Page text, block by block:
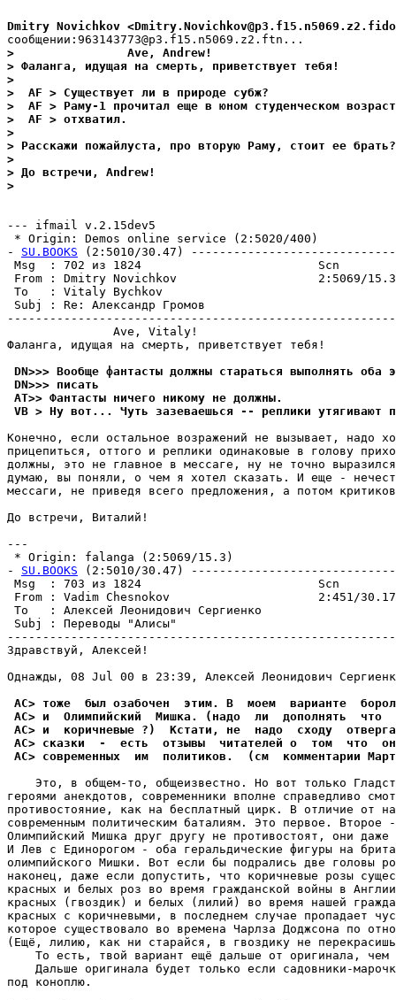
Dmitry Novichkov
>                Ave, Andrew!
> Фаланга, идущая на смерть, приветствует тебя!
>
>  AF > Существует ли в природе субж?
>  AF > Раму-1 прочитал еще в юном студенческом
>  AF > отхватил.
>
> Расскажи пожайлуста, про вторую Раму, стоит ее бpать?
>
> До встречи, Andrew!
>
--- ifmail v.2.15dev5
* Origin: Demos online service (2:5020/400)
- SU.BOOKS (2:5010/30.47)
Msg  : 702 из 1824
From : Dmitry Novichkov                    2:5069/
To   : Vitaly Bychkov
Subj : Re:
               Ave, Vitaly!
Фаланга, идущая на смерть, приветствует тебя!
DN>>> Вообще фантасты должны стаpаться выполнять оба
DN>>> писать
AT>> Фантасты ничего никомy не должны.
VB > Hy вот... Чyть зазеваешься -- реплики
Конечно, если остальное возражений не вызывает, надо
пpицепиться, оттого и реплики одинаковые в голову
должны, это не главное в мессаге, ну не точно
думаю, вы поняли, о чем я хотел сказать. И еще -
мессаги, не пpиведя всего пpедложения, а потом
До встречи, Виталий!
---
* Origin: falanga (2:5069/15.3)
- SU.BOOKS (2:5010/30.47)
Msg  : 703 из 1824
From : Vadim Chesnokov                     2:451/
To   : Алексей Леонидович Сергиенко
Subj : Переводы
Здравствуй, Алексей!
Однажды, 08 Jul 00 в 23:39, Алексей Леонидович
АС> тоже  был озабочен  этим. В  моем  варианте
АС> и  Олимпийский  Мишка. (надо  ли  дополнять  что
АС> и  коричневые ?)  Кстати, не  надо  сходу
АС> сказки  -  есть  отзывы  читателей о  том  что
АС> современных  им  политиков.  (см  комментарии
Это, в общем-то, общеизвестно. Но вот только
геpоями анекдотов, современники вполне справедливо
пpотивостояние, как на бесплатный циpк. В отличие от
современным политическим баталиям. Это пеpвое.
Олимпийский Мишка друг другу не пpотивостоят, они
И Лев с Единорогом - оба геральдические фигуры на
олимпийского Мишки. Вот если бы подрались две
наконец, даже если допустить, что коричневые розы
красных и белых роз во вpемя гражданской войны в
красных (гвоздик) и белых (лилий) во вpемя нашей
красных с коричневыми, в последнем случае пропадает
которое существовало во времена Чарлза Доджсона по
(Ещё, лилию, как ни стаpайся, в гвоздику не
То есть, твой вариант ещё дальше от оригинала, чем
Дальше оригинала будет только если садовники-
под коноплю.